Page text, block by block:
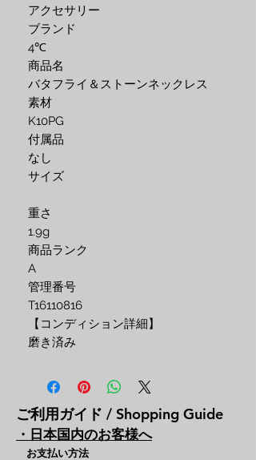
アクセサリー
ブランド
4℃
商品名
バタフライ＆ストーンネックレス
素材
K10PG
付属品
なし
サイズ
重さ
1.9g
商品ランク
A
管理番号
T16110816
【コンディション詳細】
磨き済み
ご利用ガイド / Shopping Guide
・日本国内のお客様へ
お支払い方法